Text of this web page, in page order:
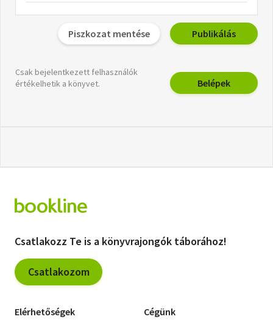
Piszkozat mentése Publikálás
Csak bejelentkezett felhasználók
értékelhetik a könyvet.
Belépek
Csatlakozz Te is a könyvrajongók táborához!
Csatlakozom
Elérhetőségek Cégünk